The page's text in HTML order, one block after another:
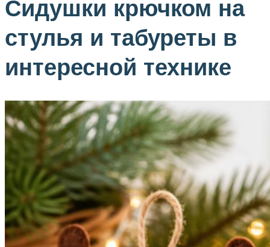
Сидушки крючком на
стулья и табуреты в
интересной технике